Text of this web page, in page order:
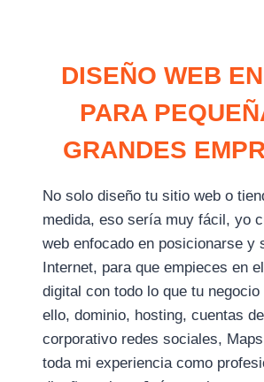
DISEÑO WEB
PARA
GRANDES
No solo diseño tu sitio web o
medida, eso sería muy fácil, yo
web enfocado en posicionarse y
Internet, para que empieces en
digital con todo lo que tu
ello, dominio, hosting, cuentas
corporativo redes sociales,
toda mi experiencia como